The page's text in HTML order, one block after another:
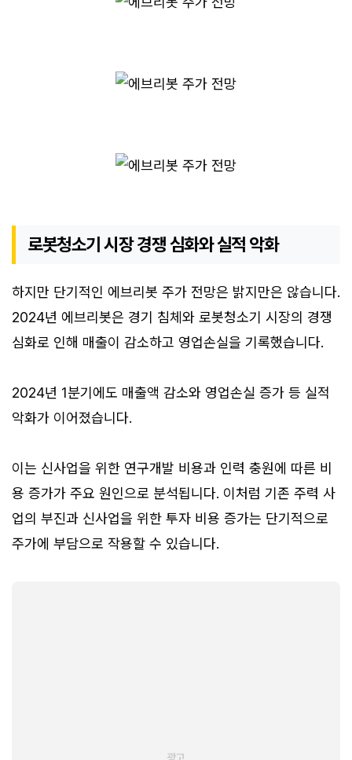
로봇청소기 시장 경쟁 심화와 실적 악화
하지만 단기적인 에브리봇 주가 전망은 밝지만은 않습니다.
2024년 에브리봇은 경기 침체와 로봇청소기 시장의 경쟁
심화로 인해 매출이 감소하고 영업손실을 기록했습니다.
2024년 1분기에도 매출액 감소와 영업손실 증가 등 실적
악화가 이어졌습니다.
이는 신사업을 위한 연구개발 비용과 인력 충원에 따른 비
용 증가가 주요 원인으로 분석됩니다. 이처럼 기존 주력 사
업의 부진과 신사업을 위한 투자 비용 증가는 단기적으로
주가에 부담으로 작용할 수 있습니다.